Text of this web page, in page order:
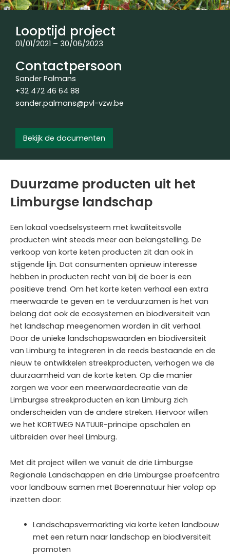
Looptijd project
01/01/2021 – 30/06/2023
Contactpersoon
Sander Palmans
+32 472 46 64 88
sander.palmans@pvl-vzw.be
Bekijk de documenten
Duurzame producten uit het
Limburgse landschap
Een lokaal voedselsysteem met kwaliteitsvolle
producten wint steeds meer aan belangstelling. De
verkoop van korte keten producten zit dan ook in
stijgende lijn. Dat consumenten opnieuw interesse
hebben in producten recht van bij de boer is een
positieve trend. Om het korte keten verhaal een extra
meerwaarde te geven en te verduurzamen is het van
belang dat ook de ecosystemen en biodiversiteit van
het landschap meegenomen worden in dit verhaal.
Door de unieke landschapswaarden en biodiversiteit
van Limburg te integreren in de reeds bestaande en de
nieuw te ontwikkelen streekproducten, verhogen we de
duurzaamheid van de korte keten. Op die manier
zorgen we voor een meerwaardecreatie van de
Limburgse streekproducten en kan Limburg zich
onderscheiden van de andere streken. Hiervoor willen
we het KORTWEG NATUUR-principe opschalen en
uitbreiden over heel Limburg.
Met dit project willen we vanuit de drie Limburgse
Regionale Landschappen en drie Limburgse proefcentra
voor landbouw samen met Boerennatuur hier volop op
inzetten door:
Landschapsvermarkting via korte keten landbouw
met een return naar landschap en biodiversiteit
promoten